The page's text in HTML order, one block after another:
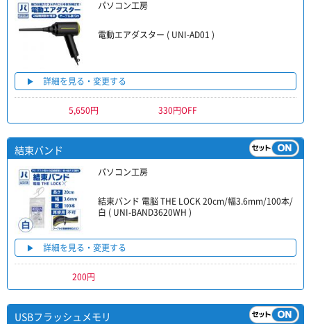
パソコン工房
電動エアダスター ( UNI-AD01 )
詳細を見る・変更する
5,650円 330円OFF
結束バンド
パソコン工房
結束バンド 電脳 THE LOCK 20cm/幅3.6mm/100本/
白 ( UNI-BAND3620WH )
詳細を見る・変更する
200円
USBフラッシュメモリ